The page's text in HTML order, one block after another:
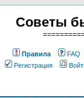
Советы
Правила
FAQ
Регистрация